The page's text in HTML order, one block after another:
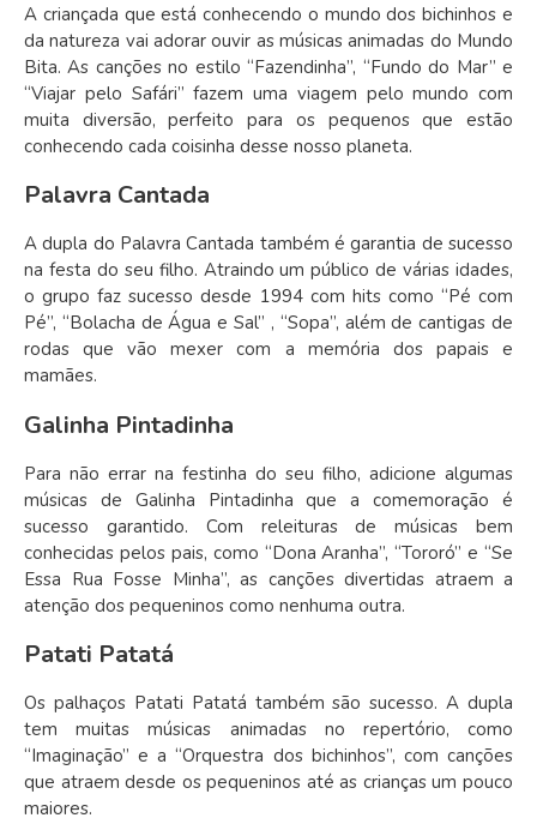
A criançada que está conhecendo o mundo dos bichinhos e
da natureza vai adorar ouvir as músicas animadas do Mundo
Bita. As canções no estilo “Fazendinha”, “Fundo do Mar” e
“Viajar pelo Safári” fazem uma viagem pelo mundo com
muita diversão, perfeito para os pequenos que estão
conhecendo cada coisinha desse nosso planeta.
Palavra Cantada
A dupla do Palavra Cantada também é garantia de sucesso
na festa do seu filho. Atraindo um público de várias idades,
o grupo faz sucesso desde 1994 com hits como “Pé com
Pé”, “Bolacha de Água e Sal” , “Sopa”, além de cantigas de
rodas que vão mexer com a memória dos papais e
mamães.
Galinha Pintadinha
Para não errar na festinha do seu filho, adicione algumas
músicas de Galinha Pintadinha que a comemoração é
sucesso garantido. Com releituras de músicas bem
conhecidas pelos pais, como “Dona Aranha”, “Tororó” e “Se
Essa Rua Fosse Minha”, as canções divertidas atraem a
atenção dos pequeninos como nenhuma outra.
Patati Patatá
Os palhaços Patati Patatá também são sucesso. A dupla
tem muitas músicas animadas no repertório, como
“Imaginação” e a “Orquestra dos bichinhos”, com canções
que atraem desde os pequeninos até as crianças um pouco
maiores.